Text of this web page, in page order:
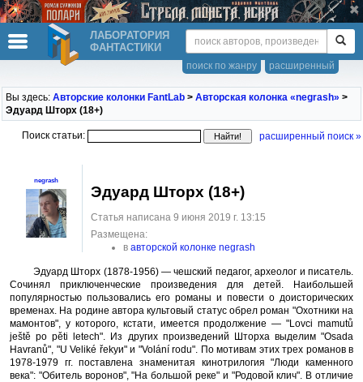
ЛАБОРАТОРИЯ
ФАНТАСТИКИ
расширенный
поиск по жанру
Вы здесь: Авторские колонки FantLab > Авторская колонка «negrash» >
Эдуард Шторх (18+)
Поиск статьи: расширенный поиск »
negrash
Эдуард Шторх (18+)
Статья написана 9 июня 2019 г. 13:15
Размещена:
в авторской колонке negrash
Эдуард Шторх (1878-1956) — чешский педагог, археолог и писатель.
Сочинял приключенческие произведения для детей. Наибольшей
популярностью пользовались его романы и повести о доисторических
временах. На родине автора культовый статус обрел роман "Охотники на
мамонтов", у которого, кстати, имеется продолжение — "Lovci mamutů
ještě po pěti letech". Из других произведений Шторха выделим "Osada
Havranů", "U Veliké řekyи" и "Volání rodu". По мотивам этих трех романов в
1978-1979 гг. поставлена знаменитая кинотрилогия "Люди каменного
века": "Обитель воронов", "На большой реке" и "Родовой клич". В отличие